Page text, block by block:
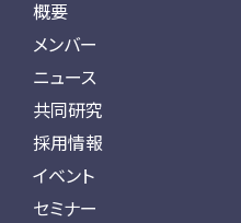
概要
メンバー
ニュース
共同研究
採用情報
イベント
セミナー